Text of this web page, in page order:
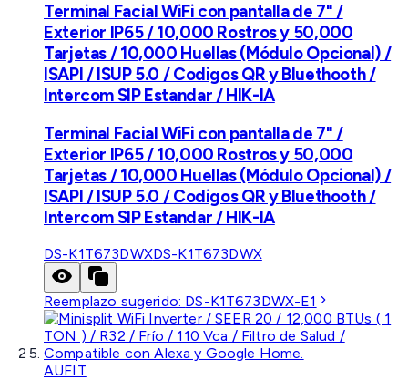
Terminal Facial WiFi con pantalla de 7" /
Exterior IP65 / 10,000 Rostros y 50,000
Tarjetas / 10,000 Huellas (Módulo Opcional) /
ISAPI / ISUP 5.0 / Codigos QR y Bluethooth /
Intercom SIP Estandar / HIK-IA
Terminal Facial WiFi con pantalla de 7" /
Exterior IP65 / 10,000 Rostros y 50,000
Tarjetas / 10,000 Huellas (Módulo Opcional) /
ISAPI / ISUP 5.0 / Codigos QR y Bluethooth /
Intercom SIP Estandar / HIK-IA
DS-K1T673DWXDS-K1T673DWX
Reemplazo sugerido: DS-K1T673DWX-E1
AUFIT